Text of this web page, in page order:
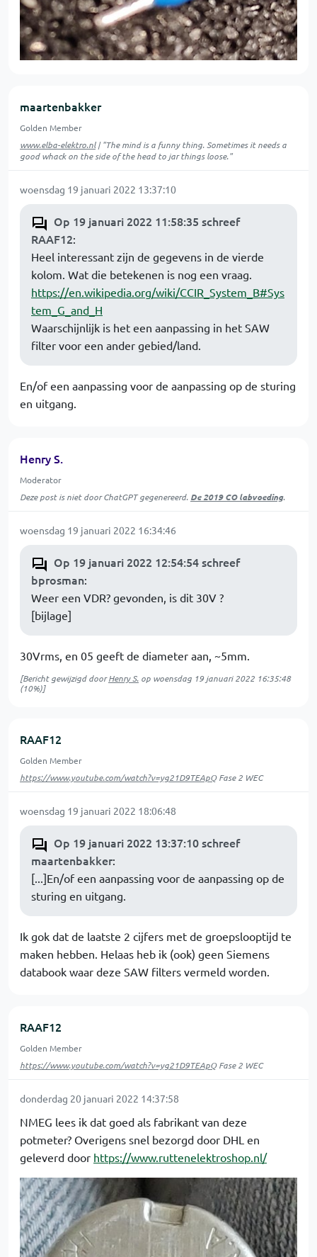
maartenbakker
Golden Member
www.elba-elektro.nl| "The mind is a funny thing. Sometimes it needs a
good whack on the side of the head to jar things loose."
woensdag 19 januari 2022 13:37:10
Op 19 januari 2022 11:58:35 schreef
RAAF12:
Heel interessant zijn de gegevens in de vierde
kolom. Wat die betekenen is nog een vraag.
https://en.wikipedia.org/wiki/CCIR_System_B#Sys
tem_G_and_H
Waarschijnlijk is het een aanpassing in het SAW
filter voor een ander gebied/land.
En/of een aanpassing voor de aanpassing op de sturing
en uitgang.
Henry S.
Moderator
Deze post is niet door ChatGPT gegenereerd. De 2019 CO labvoeding.
woensdag 19 januari 2022 16:34:46
Op 19 januari 2022 12:54:54 schreef
bprosman:
Weer een VDR? gevonden, is dit 30V ?
[bijlage]
30Vrms, en 05 geeft de diameter aan, ~5mm.
[Bericht gewijzigd doorHenry S. op woensdag 19 januari 2022 16:35:48
(10%)]
RAAF12
Golden Member
https://www.youtube.com/watch?v=yg21D9TEApQFase 2 WEC
woensdag 19 januari 2022 18:06:48
Op 19 januari 2022 13:37:10 schreef
maartenbakker:
[...]En/of een aanpassing voor de aanpassing op de
sturing en uitgang.
Ik gok dat de laatste 2 cijfers met de groepslooptijd te
maken hebben. Helaas heb ik (ook) geen Siemens
databook waar deze SAW filters vermeld worden.
RAAF12
Golden Member
https://www.youtube.com/watch?v=yg21D9TEApQFase 2 WEC
donderdag 20 januari 2022 14:37:58
NMEG lees ik dat goed als fabrikant van deze
potmeter? Overigens snel bezorgd door DHL en
geleverd door https://www.ruttenelektroshop.nl/